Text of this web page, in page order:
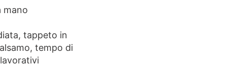
mano
tappeto in
tempo di